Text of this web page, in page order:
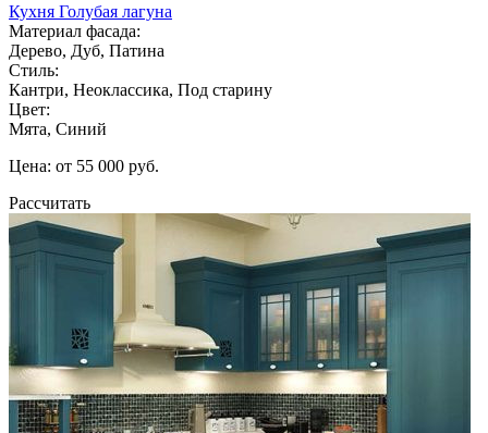
Кухня Голубая лагуна
Материал фасада:
Дерево, Дуб, Патина
Стиль:
Кантри, Неоклассика, Под старину
Цвет:
Мята, Синий
Цена: от 55 000 руб.
Рассчитать